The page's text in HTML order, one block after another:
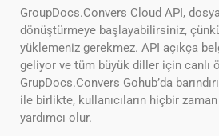
GroupDocs.Convers Cloud API,
dönüştürmeye başlayabilirsiniz,
yüklemeniz gerekmez. API açıkça
geliyor ve tüm büyük diller için canlı
GrupDocs.Convers Gohub’da
ile birlikte, kullanıcıların hiçbir
yardımcı olur.